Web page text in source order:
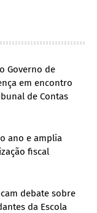
Governo de
em encontro
de Contas
ano e amplia
fiscal
debate sobre
da Escola